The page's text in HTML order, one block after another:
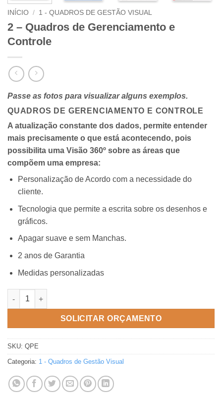
INÍCIO / 1 - QUADROS DE GESTÃO VISUAL
2 – Quadros de Gerenciamento e
Controle
Passe as fotos para visualizar alguns exemplos.
QUADROS DE GERENCIAMENTO E CONTROLE
A atualização constante dos dados, permite entender
mais precisamente o que está acontecendo, pois
possibilita uma Visão 360º sobre as áreas que
compõem uma empresa:
Personalização de Acordo com a necessidade do
cliente.
Tecnologia que permite a escrita sobre os desenhos e
gráficos.
Apagar suave e sem Manchas.
2 anos de Garantia
Medidas personalizadas
2 - Quadros de Gerenciamento e Controle quantidade
SOLICITAR ORÇAMENTO
SKU: QPE
Categoria: 1 - Quadros de Gestão Visual